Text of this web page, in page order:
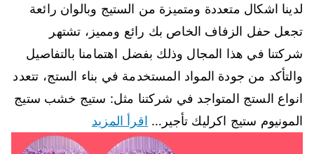
لدينا اشكال متعددة ومتميزة من الستيج وبالوان رائعة
تجعل حفل الزفاف الخاص بك رائع ومميز، تشتهر
شركتنا في هذا المجال وذلك بفضل اهتمامنا بالتفاصيل
والتأكد من جودة المواد المستخدمة في بناء الستج، تتعدد
انواع الستج المتواجد في شركتنا مثل: ستيج خشب ستيج
المونيوم ستيج اكرليك تأجير… اقرأ المزيد